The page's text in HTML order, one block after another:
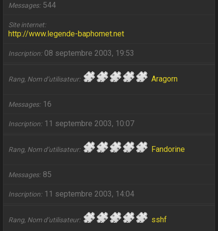
Messages 544
Site internet
http://www.legende-baphomet.net
Inscription 08 septembre 2003, 19:53
Rang, Nom d’utilisateur Aragorn
Messages 16
Inscription 11 septembre 2003, 10:07
Rang, Nom d’utilisateur Fandorine
Messages 85
Inscription 11 septembre 2003, 14:04
Rang, Nom d’utilisateur sshf